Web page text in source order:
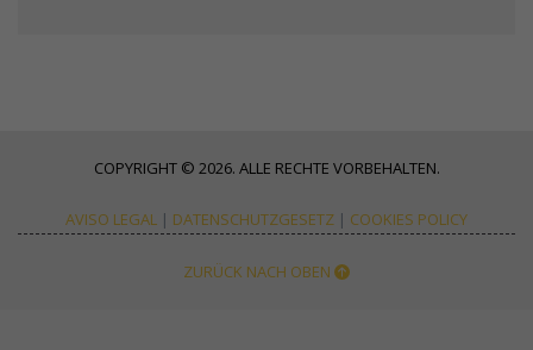
COPYRIGHT © 2026. ALLE RECHTE VORBEHALTEN.
AVISO LEGAL | DATENSCHUTZGESETZ | COOKIES POLICY
ZURÜCK NACH OBEN